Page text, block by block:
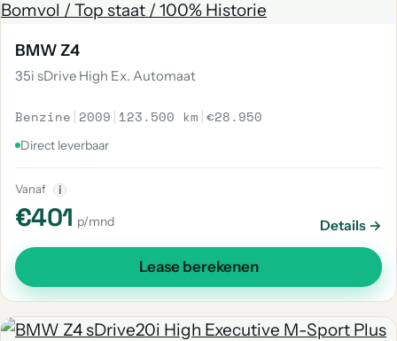
BMW Z4
35i sDrive High Ex. Automaat
Benzine | 2009 | 123.500 km |€28.950
Direct leverbaar
Vanaf i
€401 p/mnd Details →
Lease berekenen